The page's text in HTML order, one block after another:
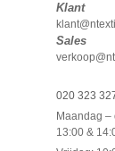
Klant
Sales
020 323
Maandag
13:00 &